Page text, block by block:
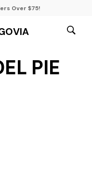
Over $75!
PIE